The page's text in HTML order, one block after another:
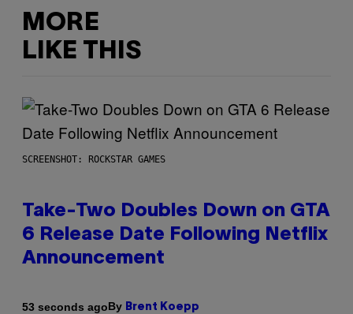
MORE
LIKE THIS
SCREENSHOT: ROCKSTAR GAMES
Take-Two Doubles Down on GTA
6 Release Date Following Netflix
Announcement
53 seconds agoBy Brent Koepp